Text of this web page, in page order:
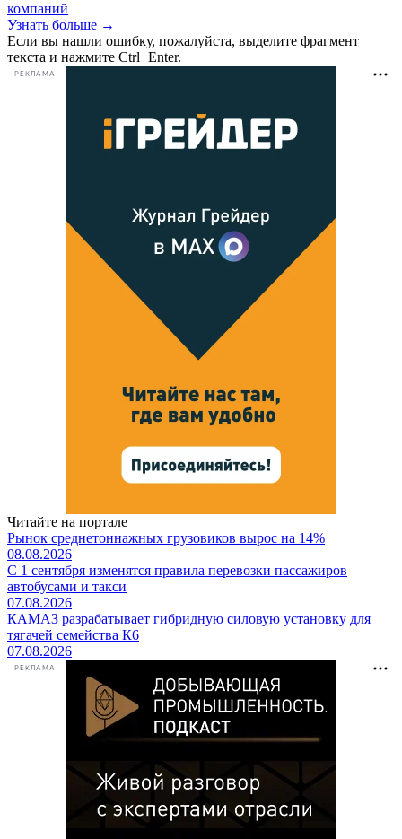
компаний
Узнать больше →
Если вы нашли ошибку, пожалуйста, выделите фрагмент
текста и нажмите Ctrl+Enter.
РЕКЛАМА
Читайте на портале
Рынок среднетоннажных грузовиков вырос на 14%
08.08.2026
С 1 сентября изменятся правила перевозки пассажиров
автобусами и такси
07.08.2026
КАМАЗ разрабатывает гибридную силовую установку для
тягачей семейства К6
07.08.2026
РЕКЛАМА